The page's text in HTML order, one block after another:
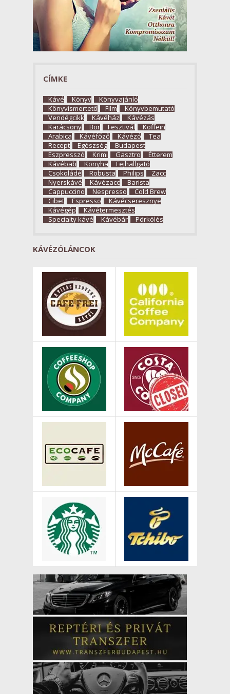
CÍMKE
Kávé Könyv
Könyvajánló
Könyvismertető
Film
Könyvbemutató
Vendégcikk
Kávéház
Kávézás
Karácsony
Bor Fesztivál
Koffein
Arabica
Kávéfőző Kávézó
Tea
Recept
Egészség
Budapest
Eszpresszó
Krimi Gasztro
Étterem
Kávébab
Konyha
Fejhallgató
Csokoládé
Robusta Philips
Zacc
Nyerskávé
Kávézacc
Barista
Cappuccino
Nespresso
Cold Brew
Cibet
Espresso
Kávécseresznye
Kávégép
Kávétermesztés
Specialty kávé
Kávébár Pörkölés
KÁVÉZÓLÁNCOK